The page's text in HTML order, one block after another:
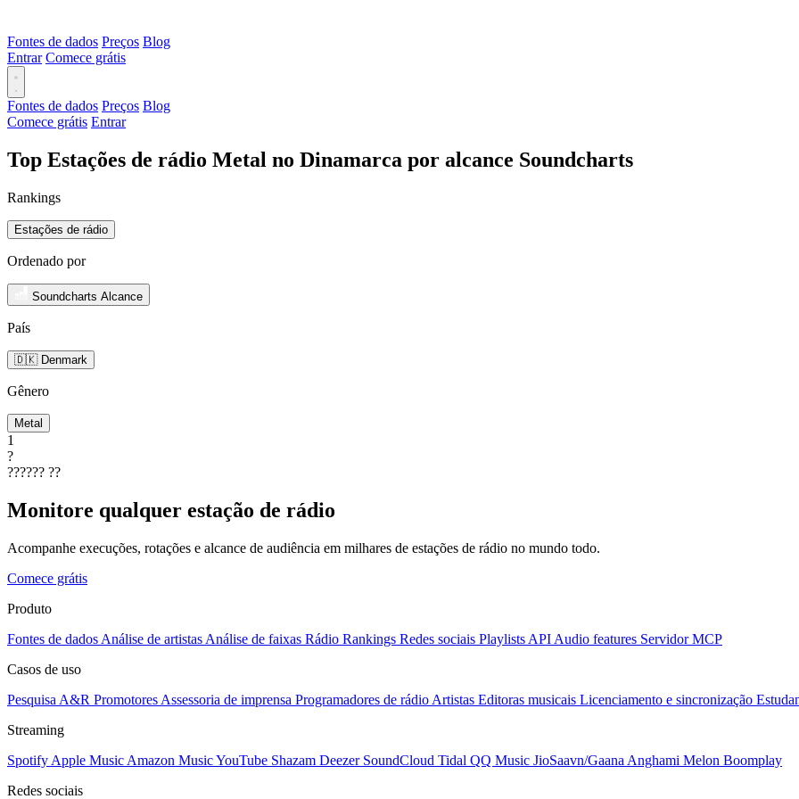
Fontes de dados Preços Blog
Entrar Comece grátis
Fontes de dados Preços Blog
Comece grátis Entrar
Top Estações de rádio Metal no Dinamarca por alcance Soundcharts
Rankings
Estações de rádio
Ordenado por
Soundcharts Alcance
País
🇩🇰 Denmark
Gênero
Metal
1
?
?????? ??
Monitore qualquer estação de rádio
Acompanhe execuções, rotações e alcance de audiência em milhares de estações de rádio no mundo todo.
Comece grátis
Produto
Fontes de dados Análise de artistas Análise de faixas Rádio Rankings Redes sociais Playlists API Audio features Servidor MCP
Casos de uso
Pesquisa A&R Promotores Assessoria de imprensa Programadores de rádio Artistas Editoras musicais Licenciamento e sincronização
Streaming
Spotify Apple Music Amazon MusicYouTube Shazam Deezer SoundCloud Tidal QQ Music JioSaavn/Gaana Anghami Melon Boomplay
Redes sociais